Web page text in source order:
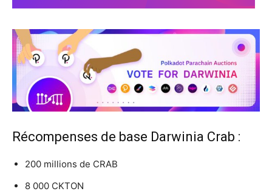
Récompenses de base Darwinia Crab :
200 millions de CRAB
8 000 CKTON